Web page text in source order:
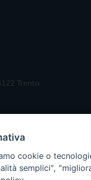
Trento
cookie o
semplici",